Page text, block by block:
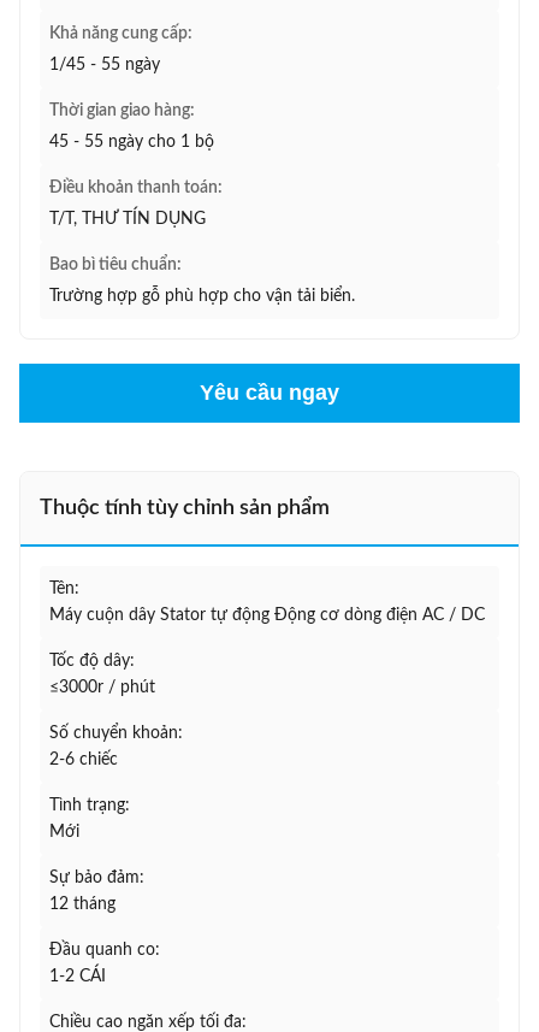
Khả năng cung cấp:
1/45 - 55 ngày
Thời gian giao hàng:
45 - 55 ngày cho 1 bộ
Điều khoản thanh toán:
T/T, THƯ TÍN DỤNG
Bao bì tiêu chuẩn:
Trường hợp gỗ phù hợp cho vận tải biển.
Yêu cầu ngay
Thuộc tính tùy chỉnh sản phẩm
Tên:
Máy cuộn dây Stator tự động Động cơ dòng điện AC / DC
Tốc độ dây:
≤3000r / phút
Số chuyển khoản:
2-6 chiếc
Tình trạng:
Mới
Sự bảo đảm:
12 tháng
Đầu quanh co:
1-2 CÁI
Chiều cao ngăn xếp tối đa: